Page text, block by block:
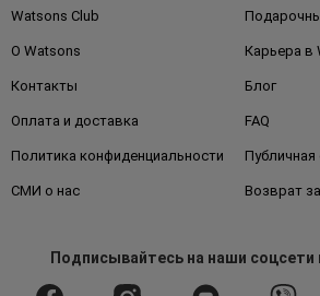
Watsons Club
О Watsons Карьера в
Контакты Блог
Оплата и доставка FAQ
Политика конфиденциальности Публичная
СМИ о нас Возврат
Подписывайтесьна наши соцсети